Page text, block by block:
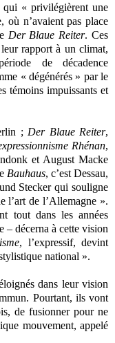
qui « privilégièrent une
où n’avaient pas place
Der Blaue Reiter. Ces
rapport à un climat,
de décadence
« dégénérés » par le
témoins impuissants et
; Der Blaue Reiter,
Rhénan,
et August Macke
Bauhaus, c’est Dessau,
Stecker qui souligne
l’art de l’Allemagne ».
tout dans les années
– décerna à cette vision
, l’expressif, devint
national ».
dans leur vision
Pourtant, ils vont
de fusionner pour ne
mouvement, appelé